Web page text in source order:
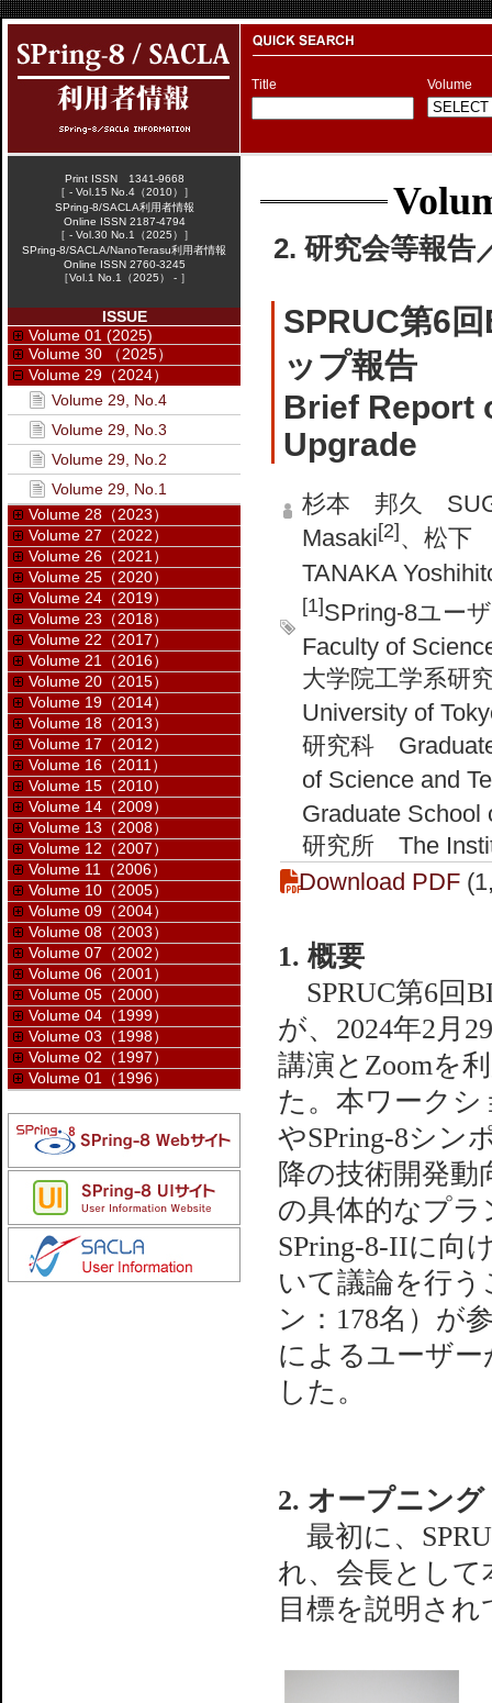
Title Volume
2. 研究会等報告
SPRUC第6
ップ報告
Brief Report
Upgrade
杉本 邦久
Masaki[2] 、松下
TANAKA
[1]SPring-8ユー
Faculty of
大学院工学系研
University of
研究科
of Science and
Graduate School
研究所 The
Download PDF
1. 概要
SPRUC第6回
が、2024年2月
講演とZoomを
た。本ワークシ
やSPring-8シン
降の技術開発
の具体的なプ
SPring-8-IIに向
いて議論を行う
ン：178名）が
によるユーザ
した。
2. オープニング
最初に、
れ、会長として
目標を説明さ
Print ISSN 1341-9668
［ - Vol.15 No.4（2010）］
SPring-8/SACLA利用者情報
Online ISSN 2187-4794
［ - Vol.30 No.1（2025）］
SPring-8/SACLA/NanoTerasu利用者情報
Online ISSN 2760-3245
［Vol.1 No.1（2025） - ］
ISSUE
Volume 01 (2025)
Volume 30 （2025）
Volume 29（2024）
Volume 29, No.4
Volume 29, No.3
Volume 29, No.2
Volume 29, No.1
Volume 28（2023）
Volume 27（2022）
Volume 26（2021）
Volume 25（2020）
Volume 24（2019）
Volume 23（2018）
Volume 22（2017）
Volume 21（2016）
Volume 20（2015）
Volume 19（2014）
Volume 18（2013）
Volume 17（2012）
Volume 16（2011）
Volume 15（2010）
Volume 14（2009）
Volume 13（2008）
Volume 12（2007）
Volume 11（2006）
Volume 10（2005）
Volume 09（2004）
Volume 08（2003）
Volume 07（2002）
Volume 06（2001）
Volume 05（2000）
Volume 04（1999）
Volume 03（1998）
Volume 02（1997）
Volume 01（1996）